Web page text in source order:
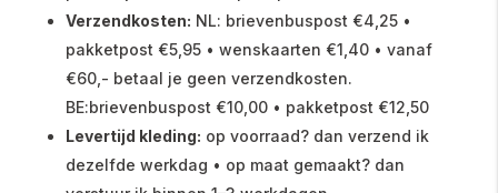
Verzendkosten: NL: brievenbuspost €4,25 •
pakketpost €5,95 • wenskaarten €1,40 • vanaf
€60,- betaal je geen verzendkosten.
BE:brievenbuspost €10,00 • pakketpost €12,50
Levertijd kleding: op voorraad? dan verzend ik
dezelfde werkdag • op maat gemaakt? dan